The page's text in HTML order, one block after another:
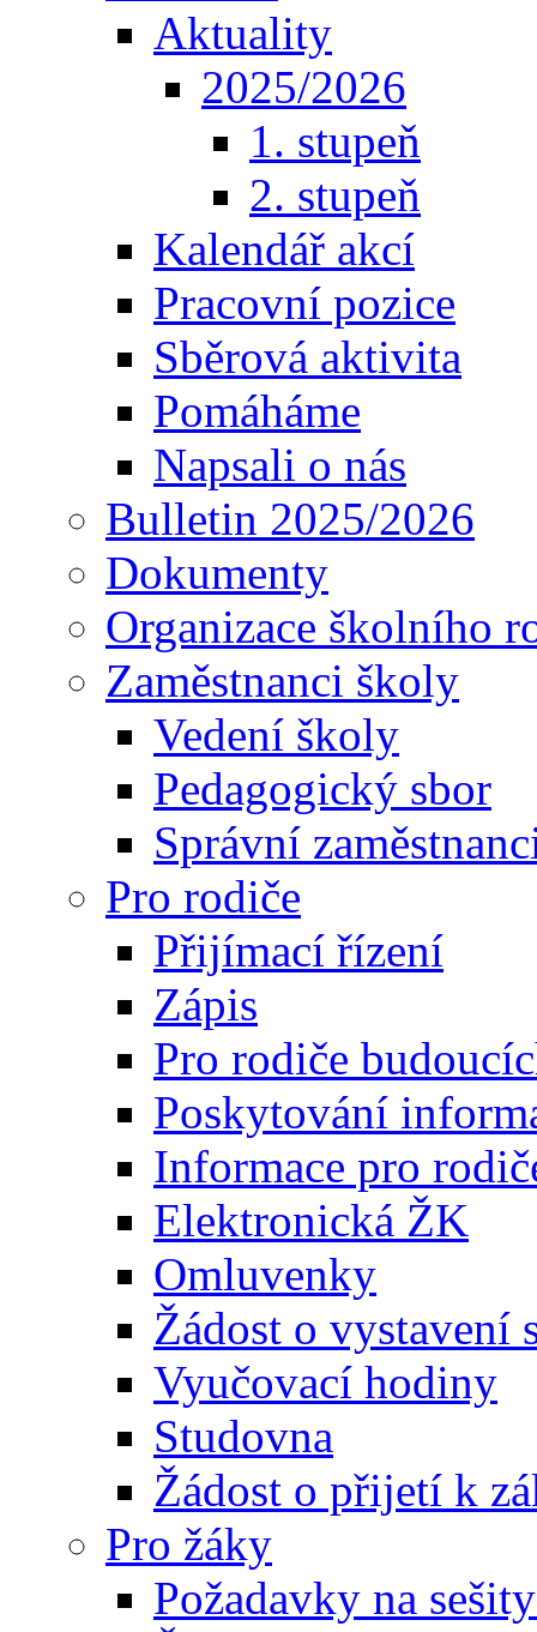
Aktuality
2025/2026
1. stupeň
2. stupeň
Kalendář akcí
Pracovní pozice
Sběrová aktivita
Pomáháme
Napsali o nás
Bulletin 2025/2026
Dokumenty
Organizace školního
Zaměstnanci školy
Vedení školy
Pedagogický sbor
Správní
Pro rodiče
Přijímací řízení
Zápis
Pro rodiče
Poskytování
Informace pro
Elektronická ŽK
Omluvenky
Žádost o vystavení
Vyučovací hodiny
Studovna
Žádost o přijetí k
Pro žáky
Požadavky na